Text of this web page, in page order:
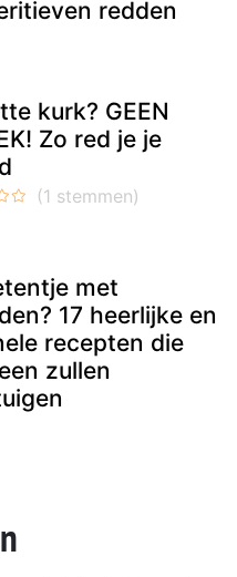
redden
kurk? GEEN
Zo red je je
met
17 heerlijke en
recepten die
zullen